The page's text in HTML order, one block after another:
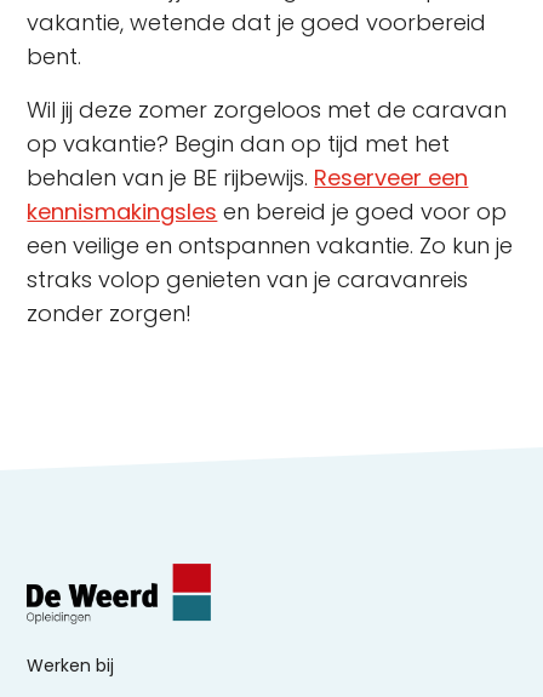
vakantie, wetende dat je goed voorbereid
bent.
Wil jij deze zomer zorgeloos met de caravan
op vakantie? Begin dan op tijd met het
behalen van je BE rijbewijs. Reserveer een
kennismakingsles en bereid je goed voor op
een veilige en ontspannen vakantie. Zo kun je
straks volop genieten van je caravanreis
zonder zorgen!
Werken bij